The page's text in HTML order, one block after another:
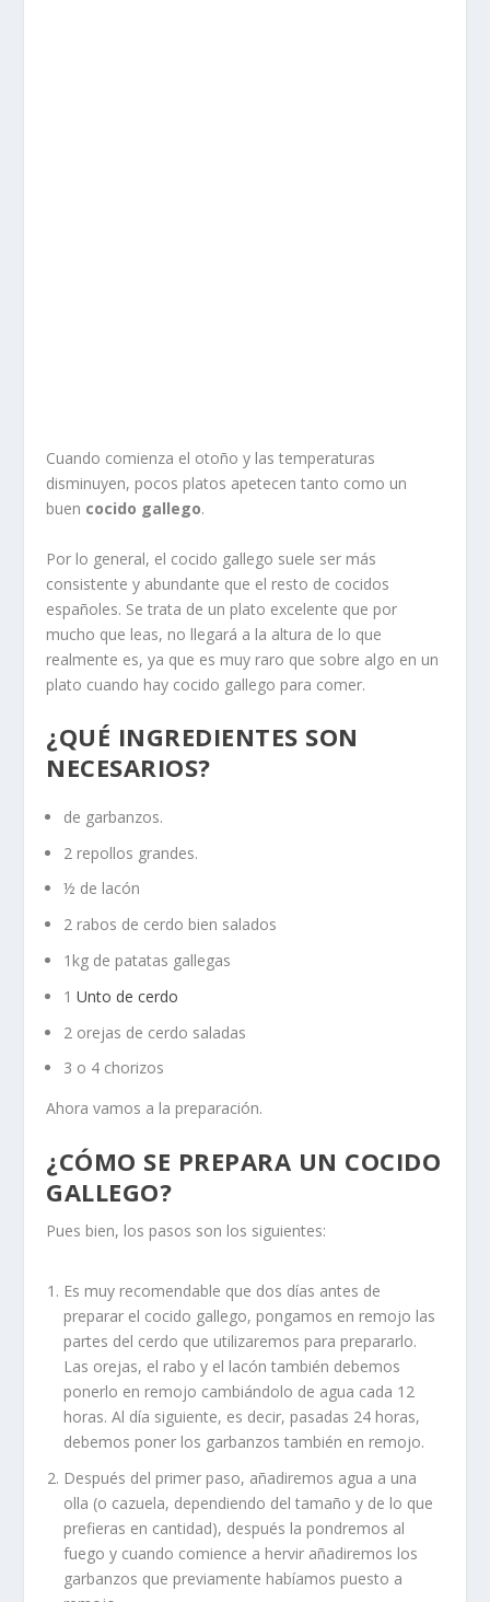
Cuando comienza el otoño y las temperaturas
disminuyen, pocos platos apetecen tanto como un
buen cocido gallego.
Por lo general, el cocido gallego suele ser más
consistente y abundante que el resto de cocidos
españoles. Se trata de un plato excelente que por
mucho que leas, no llegará a la altura de lo que
realmente es, ya que es muy raro que sobre algo en un
plato cuando hay cocido gallego para comer.
¿QUÉ INGREDIENTES SON
NECESARIOS?
de garbanzos.
2 repollos grandes.
½ de lacón
2 rabos de cerdo bien salados
1kg de patatas gallegas
1Unto de cerdo
2 orejas de cerdo saladas
3 o 4 chorizos
Ahora vamos a la preparación.
¿CÓMO SE PREPARA UN COCIDO
GALLEGO?
Pues bien, los pasos son los siguientes:
Es muy recomendable que dos días antes de
preparar el cocido gallego, pongamos en remojo las
partes del cerdo que utilizaremos para prepararlo.
Las orejas, el rabo y el lacón también debemos
ponerlo en remojo cambiándolo de agua cada 12
horas. Al día siguiente, es decir, pasadas 24 horas,
debemos poner los garbanzos también en remojo.
Después del primer paso, añadiremos agua a una
olla (o cazuela, dependiendo del tamaño y de lo que
prefieras en cantidad), después la pondremos al
fuego y cuando comience a hervir añadiremos los
garbanzos que previamente habíamos puesto a